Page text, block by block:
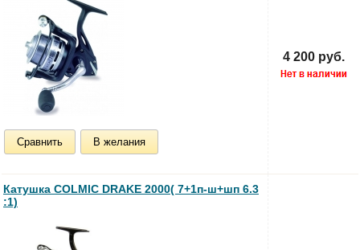
Сравнить В желания
4 200 руб.
Катушка COLMIC DRAKE 2000( 7+1п-ш+шп 6.3
:1)